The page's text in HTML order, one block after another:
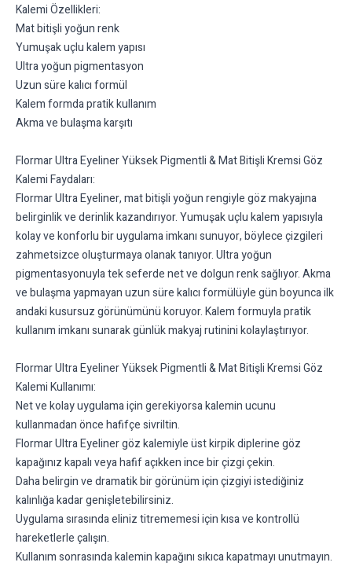
Kalemi Özellikleri:
Mat bitişli yoğun renk
Yumuşak uçlu kalem yapısı
Ultra yoğun pigmentasyon
Uzun süre kalıcı formül
Kalem formda pratik kullanım
Akma ve bulaşma karşıtı
Flormar Ultra Eyeliner Yüksek Pigmentli & Mat Bitişli Kremsi Göz
Kalemi Faydaları:
Flormar Ultra Eyeliner, mat bitişli yoğun rengiyle göz makyajına
belirginlik ve derinlik kazandırıyor. Yumuşak uçlu kalem yapısıyla
kolay ve konforlu bir uygulama imkanı sunuyor, böylece çizgileri
zahmetsizce oluşturmaya olanak tanıyor. Ultra yoğun
pigmentasyonuyla tek seferde net ve dolgun renk sağlıyor. Akma
ve bulaşma yapmayan uzun süre kalıcı formülüyle gün boyunca ilk
andaki kusursuz görünümünü koruyor. Kalem formuyla pratik
kullanım imkanı sunarak günlük makyaj rutinini kolaylaştırıyor.
Flormar Ultra Eyeliner Yüksek Pigmentli & Mat Bitişli Kremsi Göz
Kalemi Kullanımı:
Net ve kolay uygulama için gerekiyorsa kalemin ucunu
kullanmadan önce hafifçe sivriltin.
Flormar Ultra Eyeliner göz kalemiyle üst kirpik diplerine göz
kapağınız kapalı veya hafif açıkken ince bir çizgi çekin.
Daha belirgin ve dramatik bir görünüm için çizgiyi istediğiniz
kalınlığa kadar genişletebilirsiniz.
Uygulama sırasında eliniz titrememesi için kısa ve kontrollü
hareketlerle çalışın.
Kullanım sonrasında kalemin kapağını sıkıca kapatmayı unutmayın.